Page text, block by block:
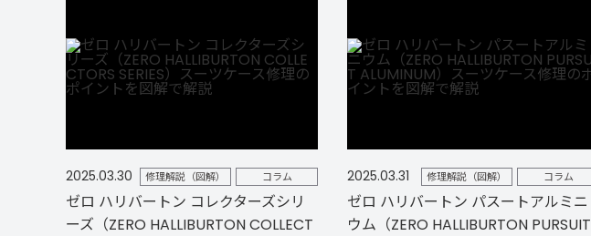
2025.03.30 コラム
修理解説（図解）
ゼロ ハリバートン コレクターズシリ
ーズ（ZERO HALLIBURTON COLLECT
2025.03.31 コラム
修理解説（図解）
ゼロ ハリバートン パスートアルミニ
ウム（ZERO HALLIBURTON PURSUIT